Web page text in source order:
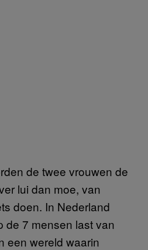
de twee vrouwen de
lui dan moe, van
doen. In Nederland
de 7 mensen last van
een wereld waarin